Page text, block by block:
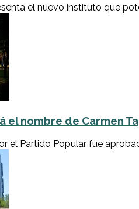
el nuevo instituto que
el nombre de Carmen
el Partido Popular fue